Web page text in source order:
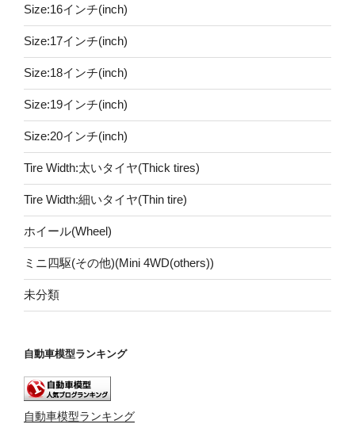
Size:16インチ(inch)
Size:17インチ(inch)
Size:18インチ(inch)
Size:19インチ(inch)
Size:20インチ(inch)
Tire Width:太いタイヤ(Thick tires)
Tire Width:細いタイヤ(Thin tire)
ホイール(Wheel)
ミニ四駆(その他)(Mini 4WD(others))
未分類
自動車模型ランキング
自動車模型ランキング